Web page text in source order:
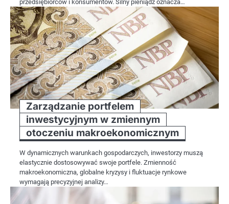
przedsiębiorców i konsumentów. Silny pieniądz oznacza…
Zarządzanie portfelem
inwestycyjnym w zmiennym
otoczeniu makroekonomicznym
W dynamicznych warunkach gospodarczych, inwestorzy muszą
elastycznie dostosowywać swoje portfele. Zmienność
makroekonomiczna, globalne kryzysy i fluktuacje rynkowe
wymagają precyzyjnej analizy…